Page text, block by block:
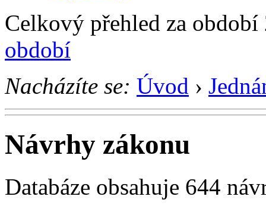
Celkový přehled za období
období
Nacházíte se: Úvod ›
Návrhy zákonu
Databáze obsahuje 644